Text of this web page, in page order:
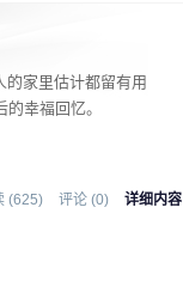
家里估计都留有用
幸福回忆。
(625) 评论 (0) 详细内容